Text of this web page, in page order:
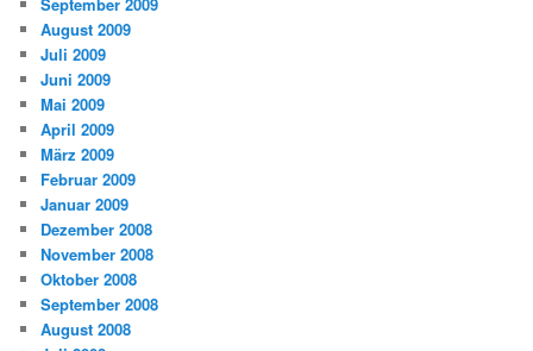
August 2009
Juli 2009
Juni 2009
Mai 2009
April 2009
März 2009
Februar 2009
Januar 2009
Dezember 2008
November 2008
Oktober 2008
September 2008
August 2008